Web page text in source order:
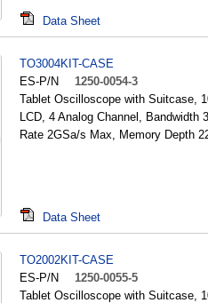
Data Sheet
TO3004KIT-CASE
ES-P/N
1250-0054-3
Tablet Oscilloscope with Suitcase,
LCD, 4 Analog Channel, Bandwidth
Rate 2GSa/s Max, Memory Depth
Data Sheet
TO2002KIT-CASE
ES-P/N
1250-0055-5
Tablet Oscilloscope with Suitcase,